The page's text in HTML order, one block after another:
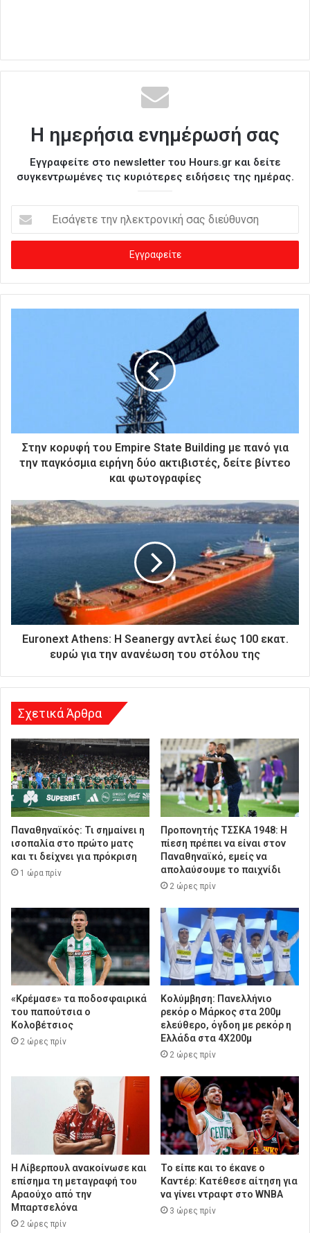
Η ημερήσια ενημέρωσή σας
Εγγραφείτε στο newsletter του Hours.gr και δείτε
συγκεντρωμένες τις κυριότερες ειδήσεις της ημέρας.
σ
γ
ε
κ
ή
σ
σ
Στην κορυφή του Empire State Building με πανό για
την παγκόσμια ειρήνη δύο ακτιβιστές, δείτε βίντεο
και φωτογραφίες
Euronext Athens: Η Seanergy αντλεί έως 100 εκατ.
ευρώ για την ανανέωση του στόλου της
Σχετικά Άρθρα
Παναθηναϊκός: Τι σημαίνει η
ισοπαλία στο πρώτο ματς
και τι δείχνει για πρόκριση
1 ώρα πρίν
Προπονητής ΤΣΣΚΑ 1948: Η
πίεση πρέπει να είναι στον
Παναθηναϊκό, εμείς να
απολαύσουμε το παιχνίδι
2 ώρες πρίν
«Κρέμασε» τα ποδοσφαιρικά
του παπούτσια ο
Κολοβέτσιος
2 ώρες πρίν
Κολύμβηση: Πανελλήνιο
ρεκόρ ο Μάρκος στα 200μ
ελεύθερο, όγδοη με ρεκόρ η
Ελλάδα στα 4Χ200μ
2 ώρες πρίν
Η Λίβερπουλ ανακοίνωσε και
επίσημα τη μεταγραφή του
Αραούχο από την
Μπαρτσελόνα
2 ώρες πρίν
Το είπε και το έκανε ο
Καντέρ: Κατέθεσε αίτηση για
να γίνει ντραφτ στο WNBA
3 ώρες πρίν